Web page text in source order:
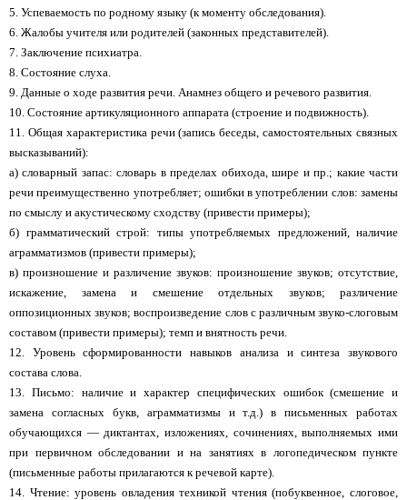
5. Успеваемость по родному языку (к моменту обследования).
6. Жалобы учителя или родителей (законных представителей).
7. Заключение психиатра.
8. Состояние слуха.
9. Данные о ходе развития речи. Анамнез общего и речевого развития.
10. Состояние артикуляционного аппарата (строение и подвижность).
11. Общая характеристика речи (запись беседы, самостоятельных связных
высказываний):
а) словарный запас: словарь в пределах обихода, шире и пр.; какие части
речи преимущественно употребляет; ошибки в употреблении слов: замены
по смыслу и акустическому сходству (привести примеры);
б) грамматический строй: типы употребляемых предложений, наличие
аграмматизмов (привести примеры);
в) произношение и различение звуков: произношение звуков; отсутствие,
искажение, замена и смешение отдельных звуков; различение
оппозиционных звуков; воспроизведение слов с различным звуко-слоговым
составом (привести примеры); темп и внятность речи.
12. Уровень сформированности навыков анализа и синтеза звукового
состава слова.
13. Письмо: наличие и характер специфических ошибок (смешение и
замена согласных букв, аграмматизмы и т.д.) в письменных работах
обучающихся — диктантах, изложениях, сочинениях, выполняемых ими
при первичном обследовании и на занятиях в логопедическом пункте
(письменные работы прилагаются к речевой карте).
14. Чтение: уровень овладения техникой чтения (побуквенное, слоговое,